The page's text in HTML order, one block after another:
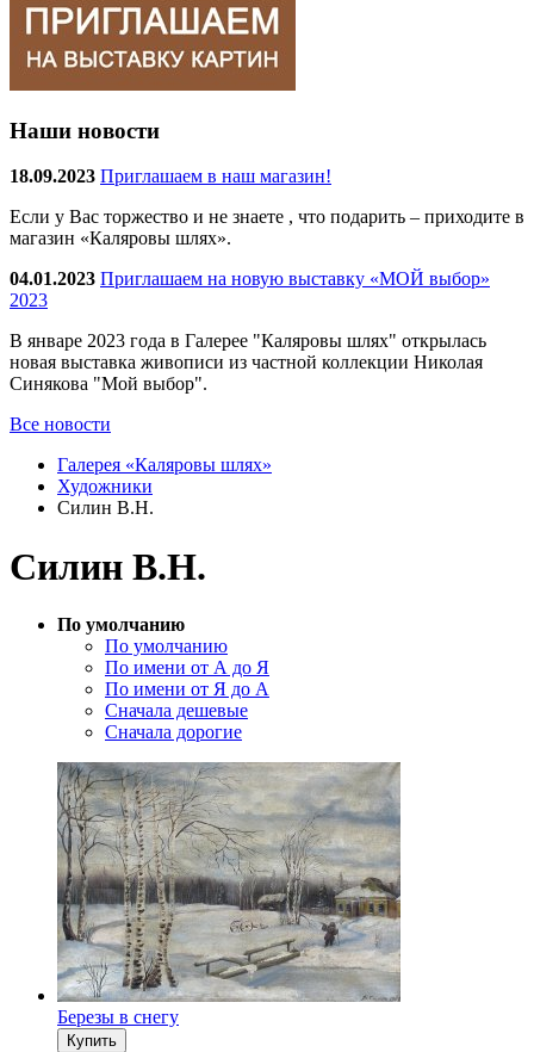
Наши новости
18.09.2023 Приглашаем в наш магазин!
Если у Вас торжество и не знаете , что подарить – приходите в
магазин «Каляровы шлях».
04.01.2023 Приглашаем на новую выставку «МОЙ выбор»
2023
В январе 2023 года в Галерее "Каляровы шлях" открылась
новая выставка живописи из частной коллекции Николая
Синякова "Мой выбор".
Все новости
Галерея «Каляровы шлях»
Художники
Силин В.Н.
Силин В.Н.
По умолчанию
По умолчанию
По имени от А до Я
По имени от Я до А
Сначала дешевые
Сначала дорогие
Березы в снегу
Купить